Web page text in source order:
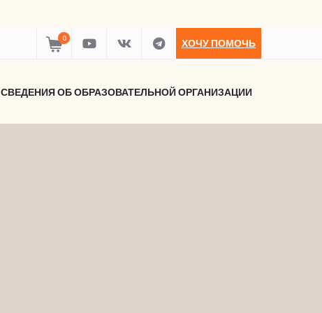
0 ХОЧУ ПОМОЧЬ
СВЕДЕНИЯ ОБ ОБРАЗОВАТЕЛЬНОЙ ОРГАНИЗАЦИИ